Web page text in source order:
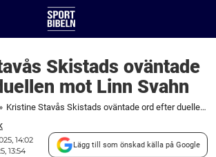
Skistads oväntade
mot Linn Svahn
» Kristine Stavås Skistads oväntade ord efter duellen mot Linn Svahn
14:02
13:54
Lägg till som önskad källa på Google